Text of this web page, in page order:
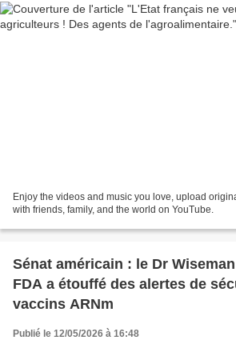
Enjoy the videos and music you love, upload
with friends, family, and the world on YouTube.
Sénat américain : le Dr
FDA a étouffé des alertes de
vaccins ARNm
Publié le 12/05/2026 à 16:48